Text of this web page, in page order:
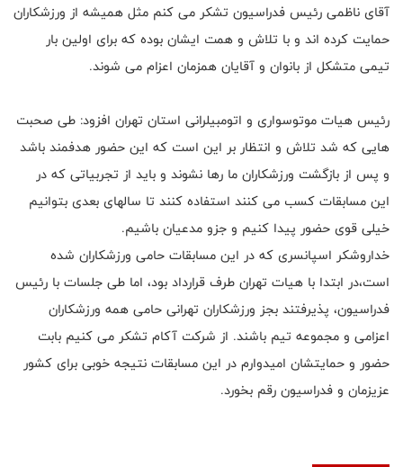
آقای ناظمی رئیس فدراسیون تشکر می کنم مثل همیشه از ورزشکاران
حمایت کرده اند و با تلاش و همت ایشان بوده که برای اولین بار
تیمی متشکل از بانوان و آقایان همزمان اعزام می شوند.
رئیس هیات موتوسواری و اتومبیلرانی استان تهران افزود: طی صحبت
هایی که شد تلاش و انتظار بر این است که این حضور هدفمند باشد
و پس از بازگشت ورزشکاران ما رها نشوند و باید از تجربیاتی که در
این مسابقات کسب می کنند استفاده کنند تا سالهای بعدی بتوانیم
خیلی قوی حضور پیدا کنیم و جزو مدعیان باشیم.
خداروشکر اسپانسری که در این مسابقات حامی ورزشکاران شده
است،در ابتدا با هیات تهران طرف قرارداد بود، اما طی جلسات با رئیس
فدراسیون، پذیرفتند بجز ورزشکاران تهرانی حامی همه ورزشکاران
اعزامی و مجموعه تیم باشند. از شرکت آکام تشکر می کنیم بابت
حضور و حمایتشان امیدوارم در این مسابقات نتیجه خوبی برای کشور
عزیزمان و فدراسیون رقم بخورد.